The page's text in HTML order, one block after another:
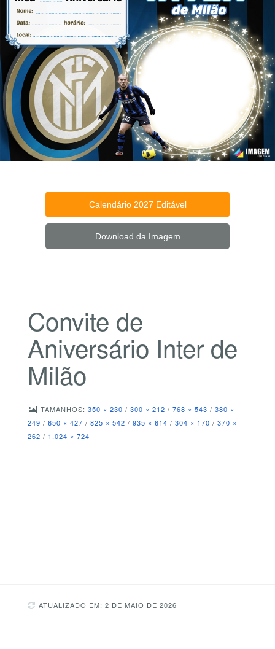
Calendário 2027 Editável
Download da Imagem
Convite de
Aniversário Inter de
Milão
TAMANHOS: 350 × 230 / 300 × 212 / 768 × 543 / 380 ×
249 / 650 × 427 / 825 × 542 / 935 × 614 / 304 × 170 / 370 ×
262 / 1.024 × 724
ATUALIZADO EM: 2 DE MAIO DE 2026